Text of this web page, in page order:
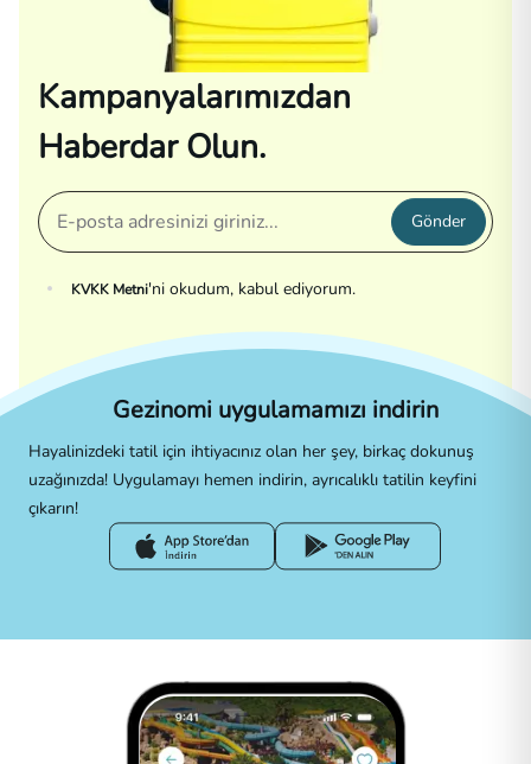
Kampanyalarımızdan
Haberdar Olun.
Gönder
KVKK Metni'ni okudum, kabul ediyorum.
Gezinomi uygulamamızı indirin
Hayalinizdeki tatil için ihtiyacınız olan her şey, birkaç dokunuş
uzağınızda! Uygulamayı hemen indirin, ayrıcalıklı tatilin keyfini
çıkarın!